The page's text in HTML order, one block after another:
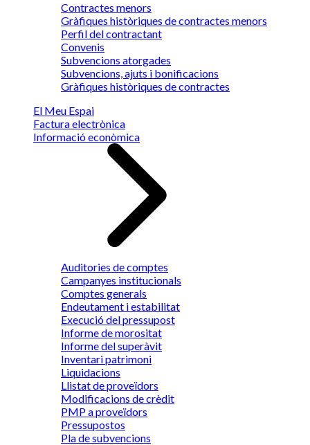
Contractes menors
Gràfiques històriques de contractes menors
Perfil del contractant
Convenis
Subvencions atorgades
Subvencions, ajuts i bonificacions
Gràfiques històriques de contractes
El Meu Espai
Factura electrònica
Informació econòmica
Auditories de comptes
Campanyes institucionals
Comptes generals
Endeutament i estabilitat
Execució del pressupost
Informe de morositat
Informe del superàvit
Inventari patrimoni
Liquidacions
Llistat de proveïdors
Modificacions de crèdit
PMP a proveïdors
Pressupostos
Pla de subvencions